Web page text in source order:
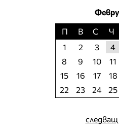
П
В С Ч
1
2 3 4
8
9 10 11
15
16 17 18
22
23 24 25
следващ